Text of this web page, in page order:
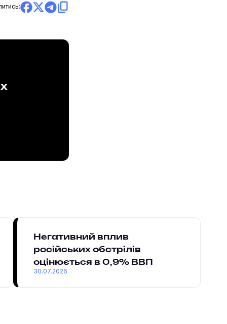
Негативний вплив
російських обстрілів
оцінюється в 0,9% ВВП
30.07.2026